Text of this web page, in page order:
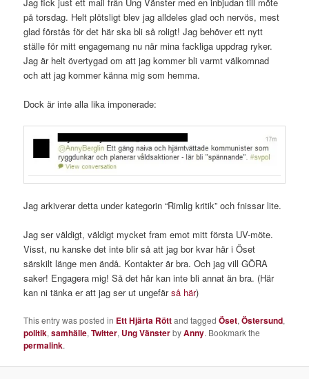
på torsdag. Helt plötsligt blev jag alldeles glad och nervös, mest
glad förstås för det här ska bli så roligt! Jag behöver ett nytt
ställe för mitt engagemang nu när mina fackliga uppdrag ryker.
Jag är helt övertygad om att jag kommer bli varmt välkomnad
och att jag kommer känna mig som hemma.
Dock är inte alla lika imponerade:
Jag arkiverar detta under kategorin “Rimlig kritik” och fnissar lite.
Jag ser väldigt, väldigt mycket fram emot mitt första UV-möte.
Visst, nu kanske det inte blir så att jag bor kvar här i Öset
särskilt länge men ändå. Kontakter är bra. Och jag vill GÖRA
saker! Engagera mig! Så det här kan inte bli annat än bra. (Här
kan ni tänka er att jag ser ut ungefärså här)
This entry was posted in Ett Hjärta Röttand taggedÖset,Östersund,
politik,samhälle,Twitter, Ung VänsterbyAnny. Bookmark the
permalink.